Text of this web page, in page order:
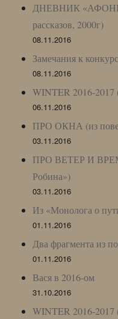
ДНЕВНИК «АФОНИ»
рассказов, 2000г)
08.11.2016
Замечания к
08.11.2016
WINTER 2016-2017
06.11.2016
ПРО ОКНА (из
03.11.2016
ПРО ВЕТЕР И
Робина»)
03.11.2016
Из «Монолога о
01.11.2016
Два фрагмента из
01.11.2016
Вася в 2016-ом
31.10.2016
WINTER 2016-2017